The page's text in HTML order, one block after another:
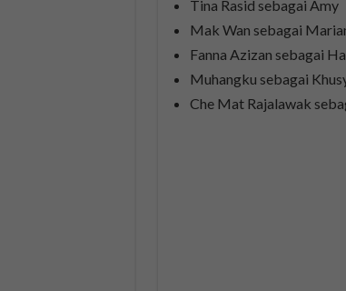
Tina Rasid sebagai Amy
Mak Wan sebagai
Fanna Azizan sebagai
Muhangku sebagai
Che Mat Rajalawak